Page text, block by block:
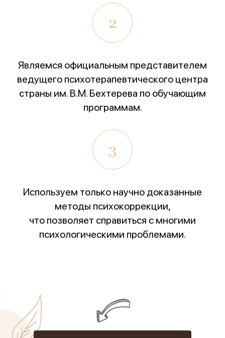
2
Являемся официальным представителем
ведущего психотерапевтического центра
страны им. В.М. Бехтерева по обучающим
программам.
3
Используем только научно доказанные
методы психокоррекции,
что позволяет справиться с многими
психологическими проблемами.